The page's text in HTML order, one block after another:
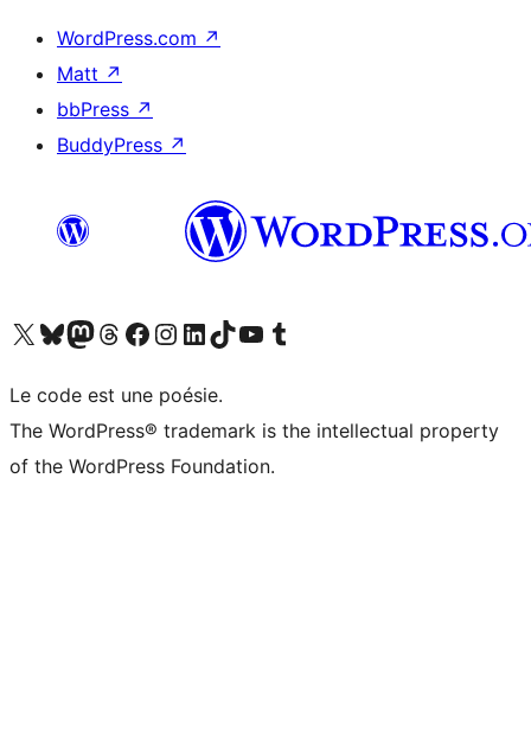
WordPress.com ↗
Matt ↗
bbPress ↗
BuddyPress ↗
Visitez notre compte X (précédemment Twitter)
Visiter notre compte Bluesky
Visiter notre compte Mastodon
Visiter notre compte Threads
Consulter notre compte Facebook
Consulter notre compte Instagram
Consulter notre compte LinkedIn
Visiter notre compte TokTok
Visiter notre chaîne YouTube
Visiter notre compte Tumblr
Le code est une poésie.
The WordPress® trademark is the intellectual property
of the WordPress Foundation.